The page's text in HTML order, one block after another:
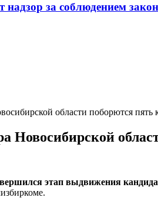
надзор за соблюдением
области поборются пять
Новосибирской
этап выдвижения